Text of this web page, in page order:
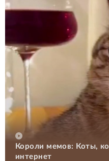
Короли мемов: Коты,
интернет